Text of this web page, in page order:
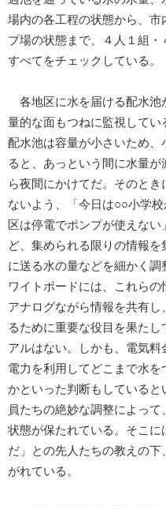
場内の各工程の状態から、
プ場の状態まで、４人１組・
すべてをチェックしている。
各地区に水を届ける配水池
量的な面もつねに監視して
配水池は容量が小さいため
ると、あっという間に水量
ら夜間にかけてだ。そのと
ないよう、「今日は○○小学
区は停電でポンプが使えな
ど、集められる限りの情報
に送る水の量などを細かく
ワイトボードには、これらの
アナログながら情報を共有
るために重要な役目を果た
アルはない。しかも、電気
電力を利用してどこまで水
かといった判断もしている
員たちの絶妙な調整によっ
状態が保たれている。そこ
だ」との先人たちの教えの
がれている。